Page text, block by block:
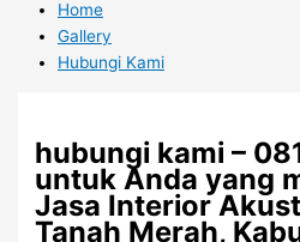
Home
Gallery
Hubungi Kami
hubungi kami –
untuk Anda yang
Jasa Interior
Tanah Merah,